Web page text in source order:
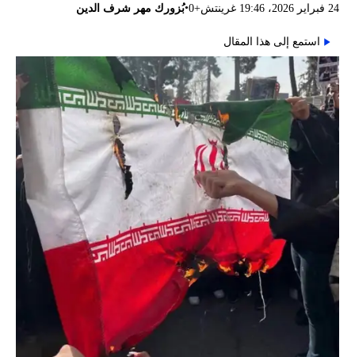
24 فبراير 2026، 19:46 غرينتش+0 •بُزورك مهر شرف الدين
استمع إلى هذا المقال